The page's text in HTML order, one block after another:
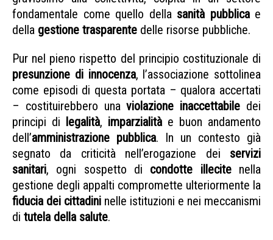
fondamentale come quello della sanità pubblicae
della gestione trasparente delle risorse pubbliche.
Pur nel pieno rispetto del principio costituzionale di
presunzione di innocenza, l’associazione sottolinea
come episodi di questa portata – qualora accertati
– costituirebbero unaviolazione inaccettabile dei
principi di legalità, imparzialità e buon andamento
dell’amministrazione pubblica. In un contesto già
segnato da criticità nell’erogazione dei servizi
sanitari, ogni sospetto di condotte illecitenella
gestione degli appalti compromette ulteriormente la
fiducia dei cittadini nelle istituzioni e nei meccanismi
di tutela della salute.